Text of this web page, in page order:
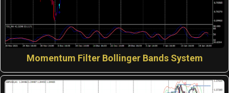
Momentum Filter Bollinger Bands System